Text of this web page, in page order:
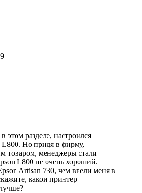
этом разделе, настроился
L800. Но придя в фирму,
товаром, менеджеры стали
L800 не очень хороший.
Artisan 730, чем ввели меня в
какой принтер